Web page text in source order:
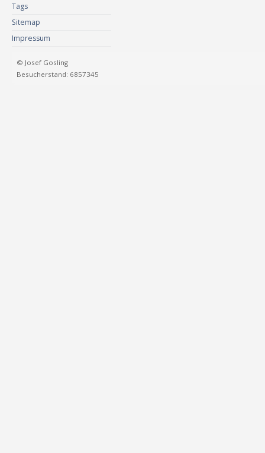
Tags
Sitemap
Impressum
© Josef Gosling
Besucherstand: 6857345